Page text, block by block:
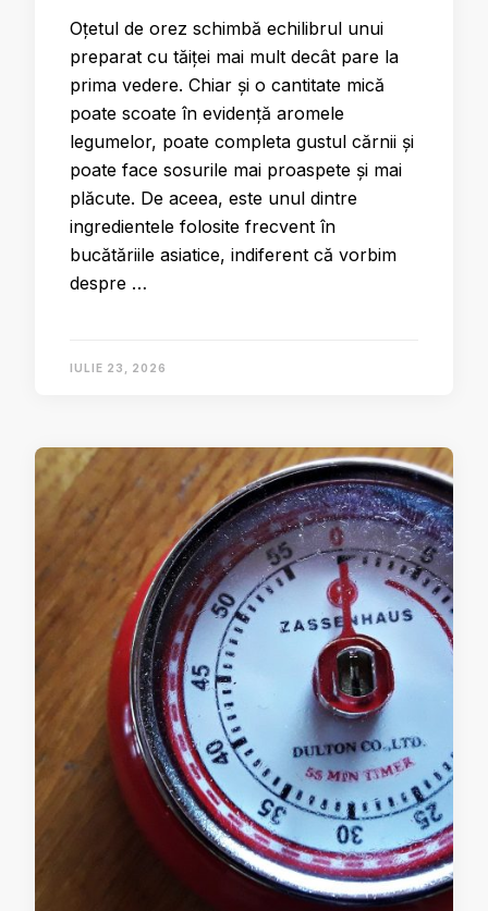
Oțetul de orez schimbă echilibrul unui
preparat cu tăiței mai mult decât pare la
prima vedere. Chiar și o cantitate mică
poate scoate în evidență aromele
legumelor, poate completa gustul cărnii și
poate face sosurile mai proaspete și mai
plăcute. De aceea, este unul dintre
ingredientele folosite frecvent în
bucătăriile asiatice, indiferent că vorbim
despre …
IULIE 23, 2026